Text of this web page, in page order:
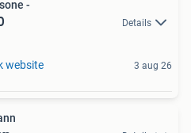
-
Details
website 3 aug 26